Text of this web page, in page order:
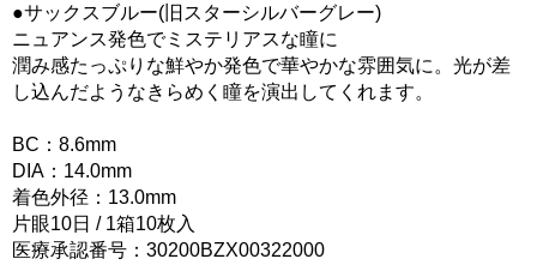
●サックスブルー(旧スターシルバーグレー)
ニュアンス発色でミステリアスな瞳に
潤み感たっぷりな鮮やか発色で華やかな雰囲気に。光が差
し込んだようなきらめく瞳を演出してくれます。
BC：8.6mm
DIA：14.0mm
着色外径：13.0mm
片眼10日 / 1箱10枚入
医療承認番号：30200BZX00322000